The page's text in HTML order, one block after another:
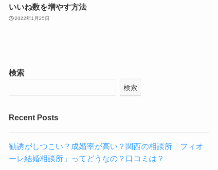
いいね数を増やす方法
2022年1月25日
検索
検索
Recent Posts
勧誘がしつこい？成婚率が高い？関西の相談所「フィオ
ーレ結婚相談所」ってどうなの？口コミは？